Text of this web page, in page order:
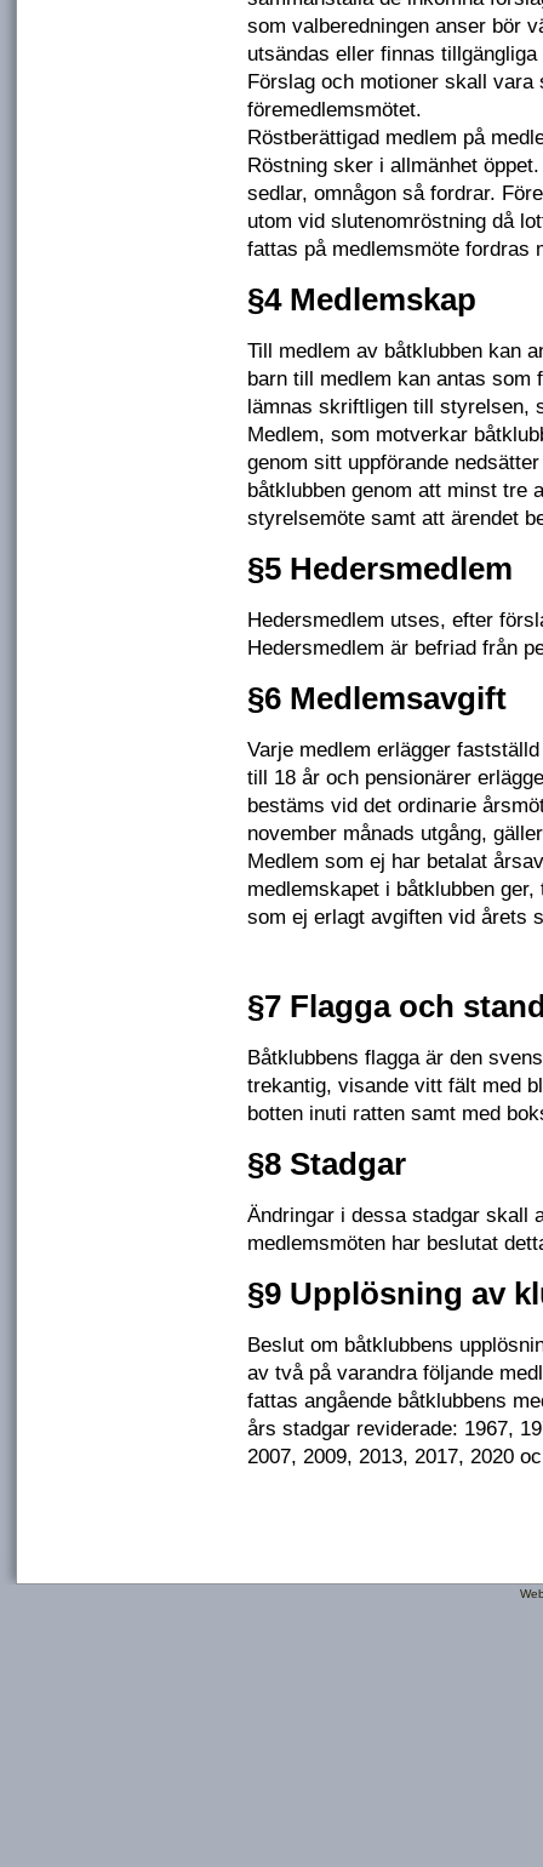
som valberedningen anser bör
utsändas eller finnas
Förslag och motioner skall
föremedlemsmötet.
Röstberättigad medlem på
Röstning sker i allmänhet
sedlar, omnågon så fordrar.
utom vid slutenomröstning då
fattas på medlemsmöte fordras
§4 Medlemskap
Till medlem av båtklubben kan
barn till medlem kan antas som
lämnas skriftligen till styrelsen,
Medlem, som motverkar
genom sitt uppförande
båtklubben genom att minst tre
styrelsemöte samt att ärendet
§5 Hedersmedlem
Hedersmedlem utses, efter
Hedersmedlem är befriad från
§6 Medlemsavgift
Varje medlem erlägger
till 18 år och pensionärer
bestäms vid det ordinarie
november månads utgång,
Medlem som ej har betalat
medlemskapet i båtklubben
som ej erlagt avgiften vid årets
§7 Flagga och
Båtklubbens flagga är den
trekantig, visande vitt fält med
botten inuti ratten samt med
§8 Stadgar
Ändringar i dessa stadgar skall
medlemsmöten har beslutat
§9 Upplösning av
Beslut om båtklubbens
av två på varandra följande
fattas angående båtklubbens
års stadgar reviderade: 1967,
2007, 2009, 2013, 2017, 2020